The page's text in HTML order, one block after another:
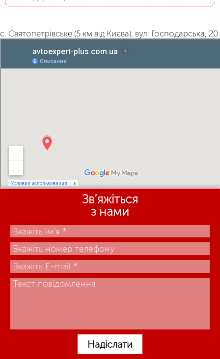
с. Святопетрівське (5 км від Києва), вул. Господарська, 20
Зв’яжіться
з нами
Надіслати